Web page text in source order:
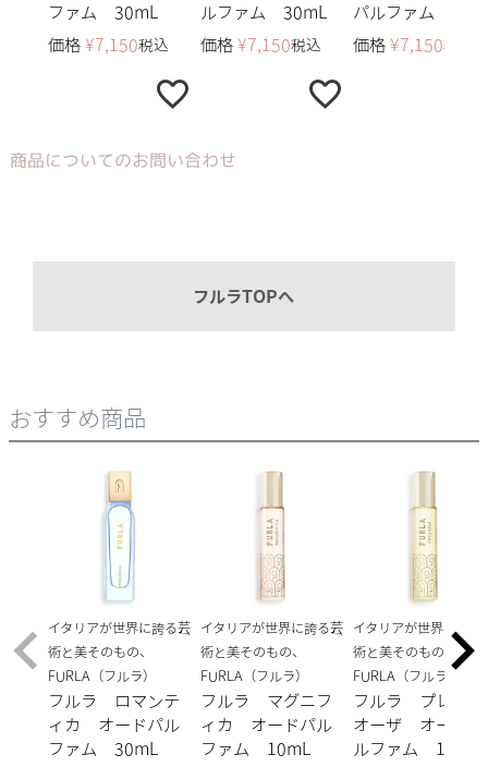
ファム 30mL
価格 ¥7,150税込
ルファム 30mL
価格 ¥7,150税込
パルファム
価格 ¥7,150税込
商品についてのお問い合わせ
フルラTOPへ
おすすめ商品
イタリアが世界に誇る芸
術と美そのもの、
FURLA（フルラ）
フルラ ロマンテ
ィカ オードパル
ファム 30mL
イタリアが世界に誇る芸
術と美そのもの、
FURLA（フルラ）
フルラ マグニフ
ィカ オードパル
ファム 10mL
イタリアが世界に誇る
術と美そのもの、
FURLA（フルラ）
フルラ プレツィ
オーザ オードパ
ルファム 10mL